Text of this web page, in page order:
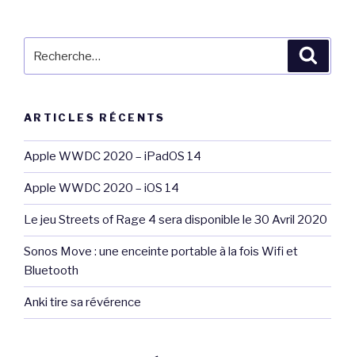
pour
ARTICLES RÉCENTS
Apple WWDC 2020 – iPadOS 14
Apple WWDC 2020 – iOS 14
Le jeu Streets of Rage 4 sera disponible le 30 Avril 2020
Sonos Move : une enceinte portable à la fois Wifi et
Bluetooth
Anki tire sa révérence